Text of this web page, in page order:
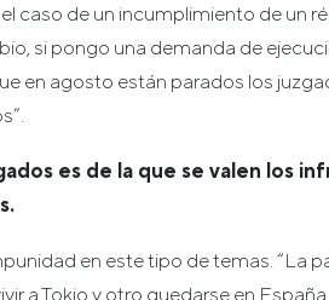
caso de un incumplimiento de un
si pongo una demanda de
en agosto están parados los
es de la que se valen los
en este tipo de temas. “La
a Tokio y otro quedarse en